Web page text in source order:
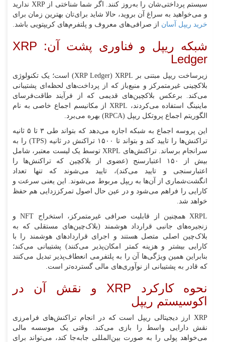
سیستم پرداختی‌شان را به‌روز کنند. اگر شما شناختی از XRP ندارید
و می‌خواهید به سراغ آن بروید، حالا شاید برای‌تان بهترین زمان برای
خرید ریپل آسان از صرافی‌های معروف و پلتفرم‌های کریپتویی باشد.
شبکه ریپل و فناوری پشت آن: XRP
Ledger
زیرساخت ریپل مبتنی بر XRP Ledger) XRPL) است؛ یک تکنولوژی
بلاکچینی غیرمتمرکز و منبع‌باز که از پرداخت‌های لحظه‌ای پشتیبانی
می‌کند. برعکس بلاکچین‌های قدیمی که از فرآیند طاقت‌فرسای
ماینینگ استفاده می‌کردند، XRPL از مکانیسم اجماع خاصی به نام
الگوریتم اجماع پروتکل ریپل (RPCA) بهره می‌برد.
این پروسه اجماع به شبکه اجازه می‌دهد که بتواند طی ۳ تا ۵ ثانیه
تراکنش‌ها را تایید کند و بتواند تا ۱۵۰۰ تراکنش در ثانیه (TPS) را به
سرانجام برساند. تراکنش‌های XRPL توسط یک لیست معتبر، شامل
بیش از ۱۵۰ اعتبارسنج (عضوی از بلاکچین که تراکنش‌ها را
اعتبارسنجی و تایید می‌کند)، تایید می‌شوند که تنها تعداد
انگشت‌شماری از آن‌ها به ریپل مربوط می‌شوند. این یعنی سرعت و
کارایی را فراهم می‌شود و در عین حال اصول تمرکززدایی هم حفظ
خواهد شد.
XRPL همچنین از قابلیت صرافی غیرمتمرکز، استخراج NFT و
زنجیره‌های جانبی قرارداد هوشمند (بلاک‌چین‌های مستقلی که به
بلاک‌چین اصلی متصل هستند و اجرای قراردادهای هوشمند را با
کارایی بیشتر و هزینه کمتر امکان‌پذیر می‌کنند) پشتیبانی می‌کند؛
بنابراین همین ویژگی‌ها آن را به پلتفرمی انعطاف‌پذیر تبدیل می‌کنند
که قادر به پشتیبانی از نوآوری‌های مالی گسترده‌تر است.
نحوه کارکرد XRP و نقش آن در
اکوسیستم ریپل
XRP ارز دیجیتالی ریپل است که در انجام تراکنش‌های فرامرزی
نقش دارایی واسط را بازی می‌کند. وقتی یک موسسه مالی
می‌خواهد پولی را به صورت بین‌المللی جابه‌جا کند، می‌تواند برای